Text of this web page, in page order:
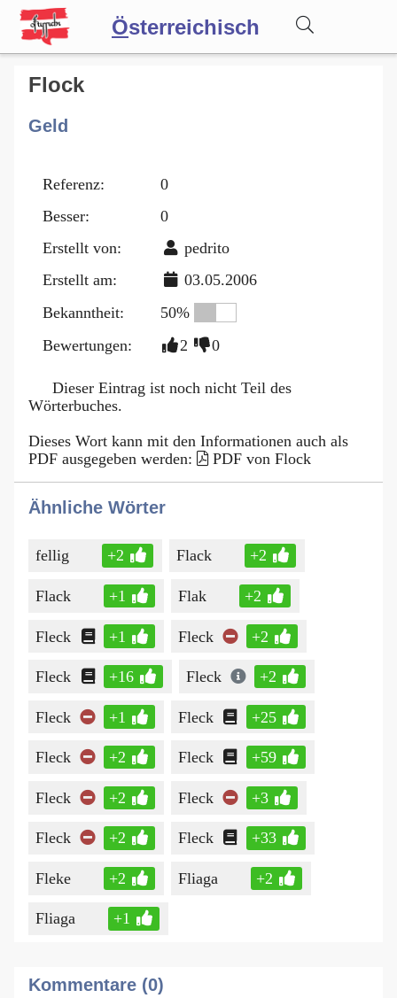
Österreichisch
Wörterbuch
Forum
Blog
Flock
Geld
Referenz:
0
Besser:
0
Erstellt von:
pedrito
Erstellt am:
03.05.2006
Bekanntheit:
50%
Bewertungen:
2 0
Dieser Eintrag ist noch nicht Teil des
Wörterbuches.
Dieses Wort kann mit den Informationen auch als
PDF ausgegeben werden:
PDF von Flock
Ähnliche Wörter
fellig +2 Flack +2
Flack +1 Flak +2
Fleck +1 Fleck +2
Fleck +16 Fleck +2
Fleck +1 Fleck +25
Fleck +2 Fleck +59
Fleck +2 Fleck +3
Fleck +2 Fleck +33
Fleke +2 Fliaga +2
Fliaga +1
Kommentare (0)